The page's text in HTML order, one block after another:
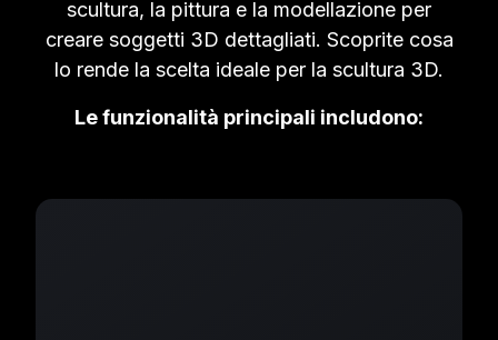
scultura, la pittura e la modellazione per
creare soggetti 3D dettagliati. Scoprite cosa
lo rende la scelta ideale per la scultura 3D.
Le funzionalità principali includono: